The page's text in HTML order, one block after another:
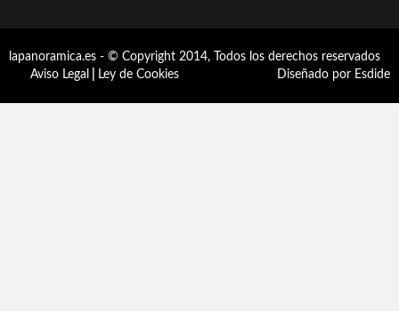
lapanoramica.es - © Copyright 2014, Todos los derechos reservados
Aviso Legal
Ley de Cookies Diseñado por Esdide